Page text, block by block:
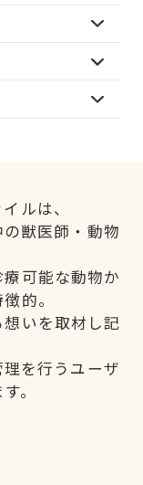
ルは、
獣医師・動物
可能な動物か
的。
いを取材し記
を行うユーザ
。